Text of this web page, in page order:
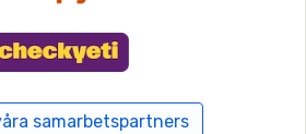
samarbetspartners